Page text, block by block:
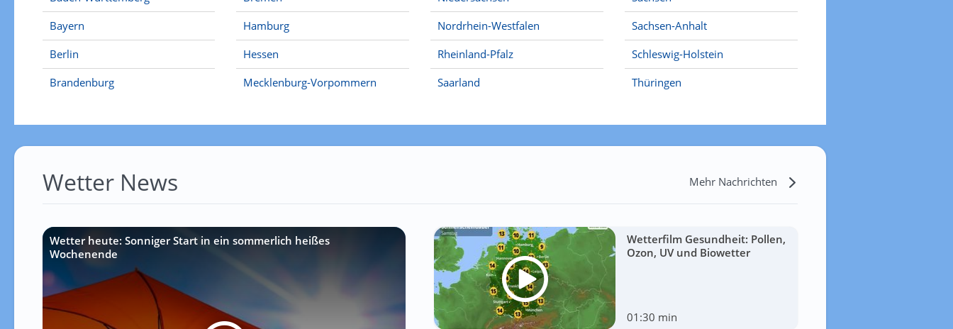
Bayern
Berlin
Brandenburg
Hamburg
Hessen
Mecklenburg-Vorpommern
Nordrhein-Westfalen
Rheinland-Pfalz
Saarland
Sachsen-Anhalt
Schleswig-Holstein
Thüringen
Wetter News Mehr Nachrichten
Wetter heute: Sonniger Start in ein sommerlich heißes
Wochenende
Wetterfilm Gesundheit: Pollen,
Ozon, UV und Biowetter
01:30 min